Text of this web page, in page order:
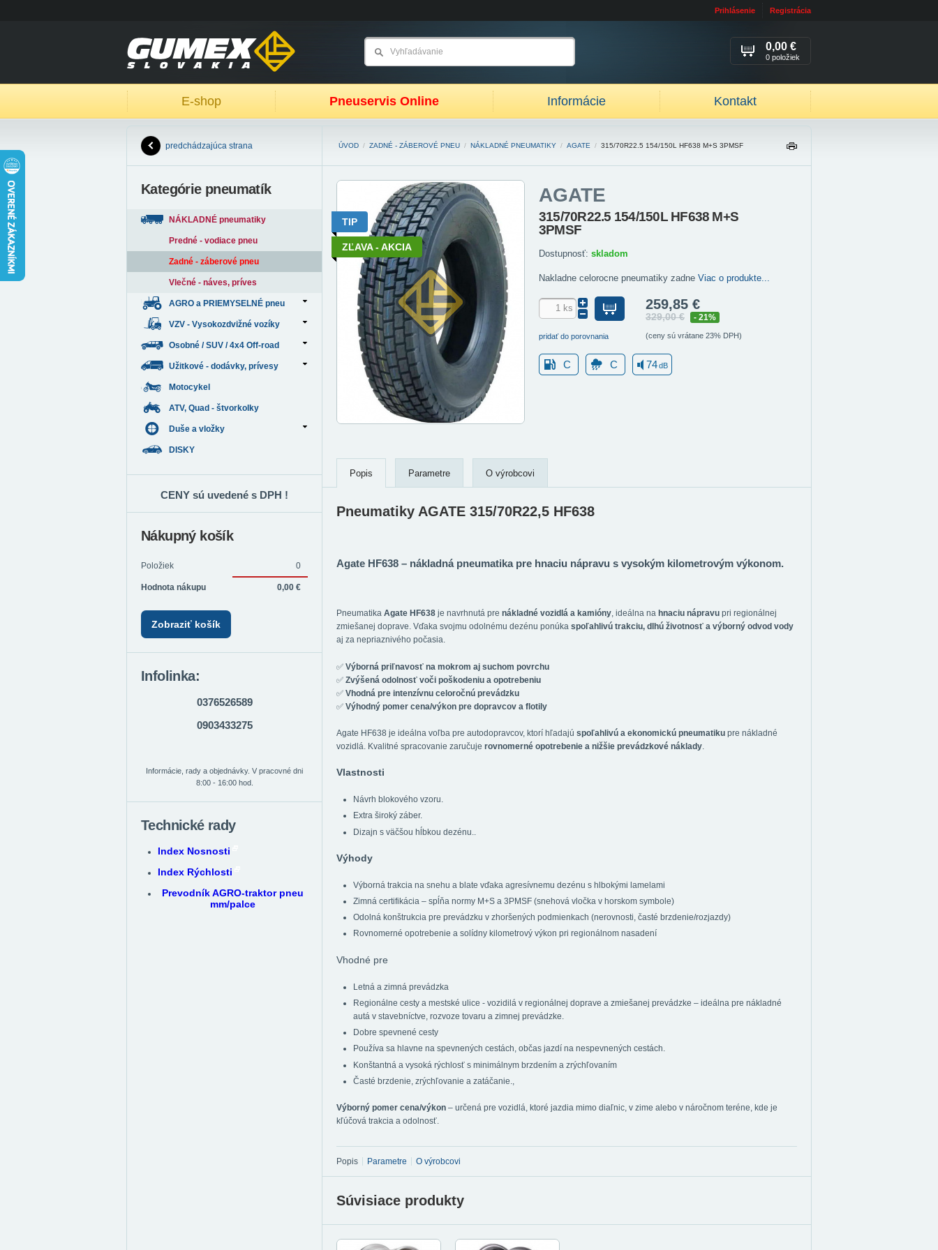
Prihlásenie Registrácia
E-shop Pneuservis Online Informácie Kontakt
0,00 €
0 položiek
ÚVOD / ZADNÉ - ZÁBEROVÉ PNEU / NÁKLADNÉ PNEUMATIKY / AGATE / 315/70R22.5 154/150L HF638 M+S 3PMSF
IŤ
AGATE
315/70R22.5 154/150L HF638 M+S
3PMSF
Dostupnosť: skladom
Nakladne celorocne pneumatiky zadne Viac o produkte...
pridať do porovnania
259,85 €
329,00 € - 21%
(ceny sú vrátane 23% DPH)
C C 74dB
TIP
ZĽAVA - AKCIA
Popis Parametre O výrobcovi
Pneumatiky AGATE 315/70R22,5 HF638
Agate HF638 – nákladná pneumatika pre hnaciu nápravu s vysokým kilometrovým výkonom.
Pneumatika Agate HF638 je navrhnutá pre nákladné vozidlá a kamióny, ideálna na hnaciu nápravu pri regionálnej
zmiešanej doprave. Vďaka svojmu odolnému dezénu ponúka spoľahlivú trakciu, dlhú životnosť a výborný odvod vody
aj za nepriaznivého počasia.
✅ Výborná priľnavosť na mokrom aj suchom povrchu
✅ Zvýšená odolnosť voči poškodeniu a opotrebeniu
✅ Vhodná pre intenzívnu celoročnú prevádzku
✅ Výhodný pomer cena/výkon pre dopravcov a flotily
Agate HF638 je ideálna voľba pre autodopravcov, ktorí hľadajú spoľahlivú a ekonomickú pneumatiku pre nákladné
vozidlá. Kvalitné spracovanie zaručuje rovnomerné opotrebenie a nižšie prevádzkové náklady
Vlastnosti
Návrh blokového vzoru.
Extra široký záber.
Dizajn s väčšou hĺbkou dezénu..
Výhody
Výborná trakcia na snehu a blate vďaka agresívnemu dezénu s hlbokými lamelami
Zimná certifikácia – spĺňa normy M+S a 3PMSF (snehová vločka v horskom symbole)
Odolná konštrukcia pre prevádzku v zhoršených podmienkach (nerovnosti, časté brzdenie/rozjazdy)
Rovnomerné opotrebenie a solídny kilometrový výkon pri regionálnom nasadení
Vhodné pre
Letná a zimná prevádzka
Regionálne cesty a mestské ulice - vozidilá v regionálnej doprave a zmiešanej prevádzke – ideálna pre nákladné
autá v stavebníctve, rozvoze tovaru a zimnej prevádzke.
Dobre spevnené cesty
Používa sa hlavne na spevnených cestách, občas jazdí na nespevnených cestách.
Konštantná a vysoká rýchlosť s minimálnym brzdením a zrýchľovaním
Časté brzdenie, zrýchľovanie a zatáčanie.,
Výborný pomer cena/výkon – určená pre vozidlá, ktoré jazdia mimo diaľnic, v zime alebo v náročnom teréne, kde je
kľúčová trakcia a odolnosť.
Popis Parametre O výrobcovi
Súvisiace produkty
predchádzajúca strana
Kategórie pneumatík
NÁKLADNÉ pneumatiky
Predné - vodiace pneu
Zadné - záberové pneu
Vlečné - náves, príves
AGRO a PRIEMYSELNÉ pneu
VZV - Vysokozdvižné vozíky
Osobné / SUV / 4x4 Off-road
Užitkové - dodávky, prívesy
Motocykel
ATV, Quad - štvorkolky
Duše a vložky
DISKY
CENY sú uvedené s DPH !
Nákupný košík
Položiek 0
Hodnota nákupu 0,00 €
Zobraziť košík
Infolinka:
0376526589
0903433275
Informácie, rady a objednávky. V pracovné dni
8:00 - 16:00 hod.
Technické rady
Index Nosnosti
Index Rýchlosti
Prevodník AGRO-traktor pneu
mm/palce